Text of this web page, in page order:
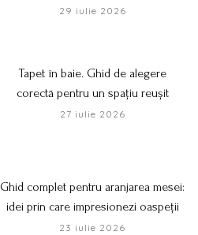
29 iulie 2026
Tapet în baie. Ghid de alegere
corectă pentru un spațiu reușit
27 iulie 2026
Ghid complet pentru aranjarea mesei:
idei prin care impresionezi oaspeții
23 iulie 2026